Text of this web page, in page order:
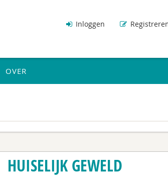
Inloggen
OVER
HUISELIJK GEWELD